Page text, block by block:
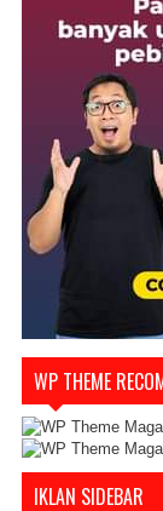
WP THEME
IKLAN SIDEBAR